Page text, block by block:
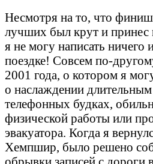
Несмотря на то, что финиш
лучших был крут и
я не могу написать ничего
поездке! Совсем по-
2001 года, о котором я
о наслаждении
телефонных будках,
физической работы или
эвакуатора. Когда я
Хемпшир, было решено